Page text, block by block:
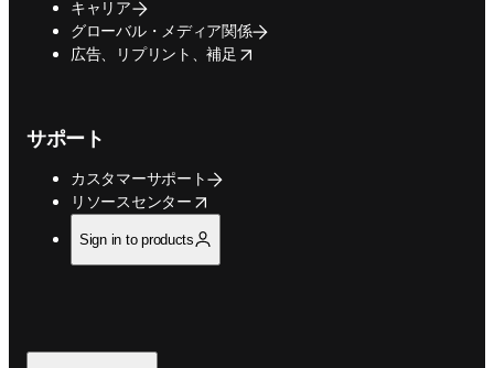
キャリア
グローバル・メディア関係
広告、リプリント、補足
opens in new tab/window
サポート
カスタマーサポート
リソースセンター
opens in new tab/window
Sign in to products